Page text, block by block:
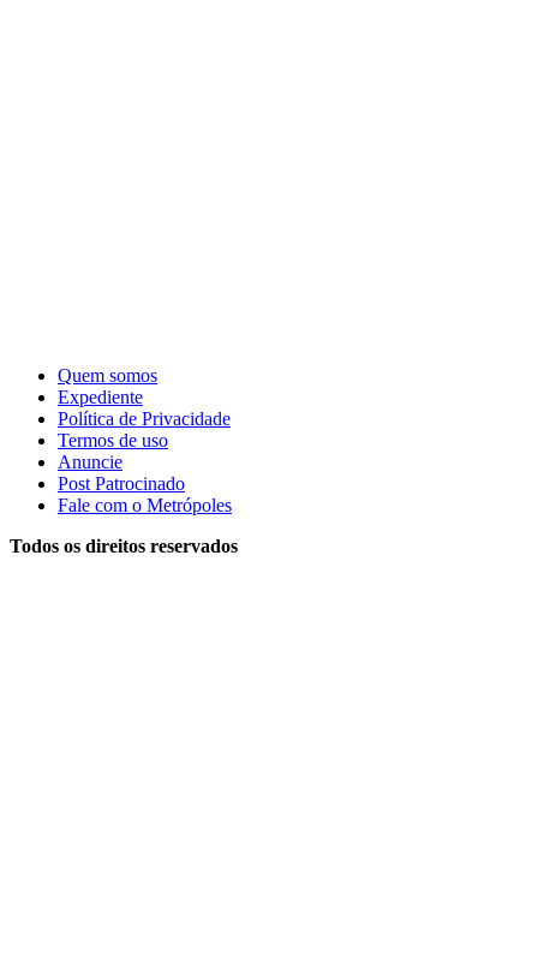
Quem somos
Expediente
Política de Privacidade
Termos de uso
Anuncie
Post Patrocinado
Fale com o Metrópoles
Todos os direitos reservados